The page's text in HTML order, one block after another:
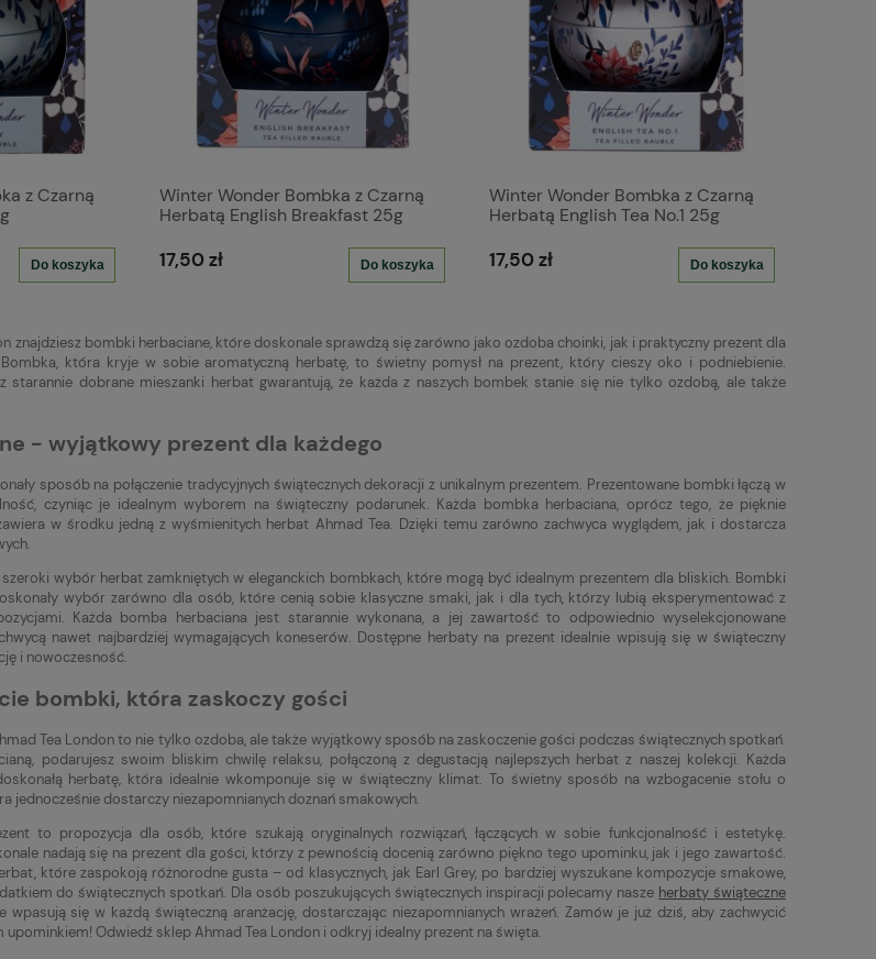
z Czarną
Do koszyka
Winter Wonder Bombka z Czarną
Herbatą English Breakfast 25g
17,50 zł Do koszyka
Winter Wonder Bombka z Czarną
Herbatą English Tea No.1 25g
17,50 zł Do koszyka
znajdziesz bombki herbaciane, które doskonale sprawdzą się zarówno jako ozdoba choinki, jak i praktyczny prezent dla
Bombka, która kryje w sobie aromatyczną herbatę, to świetny pomysł na prezent, który cieszy oko i podniebienie.
starannie dobrane mieszanki herbat gwarantują, że każda z naszych bombek stanie się nie tylko ozdobą, ale także
- wyjątkowy prezent dla każdego
sposób na połączenie tradycyjnych świątecznych dekoracji z unikalnym prezentem. Prezentowane bombki łączą w
czyniąc je idealnym wyborem na świąteczny podarunek. Każda bombka herbaciana, oprócz tego, że pięknie
w środku jedną z wyśmienitych herbat Ahmad Tea. Dzięki temu zarówno zachwyca wyglądem, jak i dostarcza
wybór herbat zamkniętych w eleganckich bombkach, które mogą być idealnym prezentem dla bliskich. Bombki
wybór zarówno dla osób, które cenią sobie klasyczne smaki, jak i dla tych, którzy lubią eksperymentować z
Każda bomba herbaciana jest starannie wykonana, a jej zawartość to odpowiednio wyselekcjonowane
nawet najbardziej wymagających koneserów. Dostępne herbaty na prezent idealnie wpisują się w świąteczny
i nowoczesność.
bombki, która zaskoczy gości
Tea London to nie tylko ozdoba, ale także wyjątkowy sposób na zaskoczenie gości podczas świątecznych spotkań.
podarujesz swoim bliskim chwilę relaksu, połączoną z degustacją najlepszych herbat z naszej kolekcji. Każda
herbatę, która idealnie wkomponuje się w świąteczny klimat. To świetny sposób na wzbogacenie stołu o
jednocześnie dostarczy niezapomnianych doznań smakowych.
to propozycja dla osób, które szukają oryginalnych rozwiązań, łączących w sobie funkcjonalność i estetykę.
nadają się na prezent dla gości, którzy z pewnością docenią zarówno piękno tego upominku, jak i jego zawartość.
które zaspokoją różnorodne gusta – od klasycznych, jak Earl Grey, po bardziej wyszukane kompozycje smakowe,
do świątecznych spotkań. Dla osób poszukujących świątecznych inspiracji polecamy nasze herbaty świąteczne
wpasują się w każdą świąteczną aranżację, dostarczając niezapomnianych wrażeń. Zamów je już dziś, aby zachwycić
Odwiedź sklep Ahmad Tea London i odkryj idealny prezent na święta.